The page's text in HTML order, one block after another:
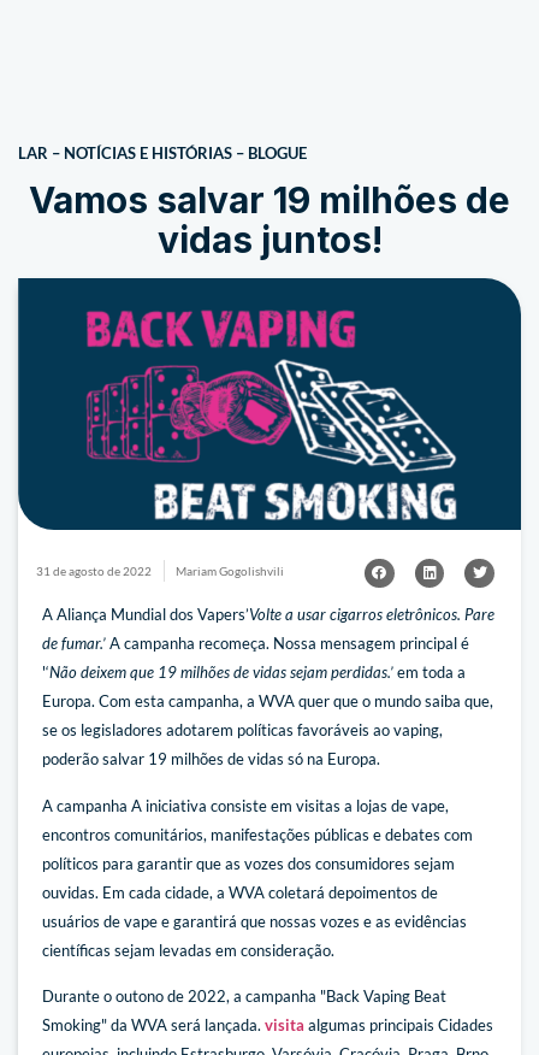
LAR – NOTÍCIAS E HISTÓRIAS – BLOGUE
Vamos salvar 19 milhões de
vidas juntos!
31 de agosto de 2022 Mariam Gogolishvili
A Aliança Mundial dos Vapers’Volte a usar cigarros eletrônicos. Pare
de fumar.’A campanha recomeça. Nossa mensagem principal é
'‘Não deixem que 19 milhões de vidas sejam perdidas.’em toda a
Europa. Com esta campanha, a WVA quer que o mundo saiba que,
se os legisladores adotarem políticas favoráveis ao vaping,
poderão salvar 19 milhões de vidas só na Europa.
A campanha A iniciativa consiste em visitas a lojas de vape,
encontros comunitários, manifestações públicas e debates com
políticos para garantir que as vozes dos consumidores sejam
ouvidas. Em cada cidade, a WVA coletará depoimentos de
usuários de vape e garantirá que nossas vozes e as evidências
científicas sejam levadas em consideração.
Durante o outono de 2022, a campanha "Back Vaping Beat
Smoking" da WVA será lançada. visita algumas principais Cidades